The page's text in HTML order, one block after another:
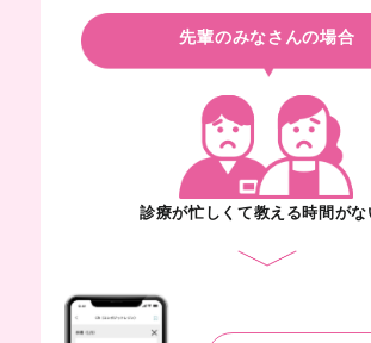
先輩のみなさんの場合
診療が忙しくて教える時間がな